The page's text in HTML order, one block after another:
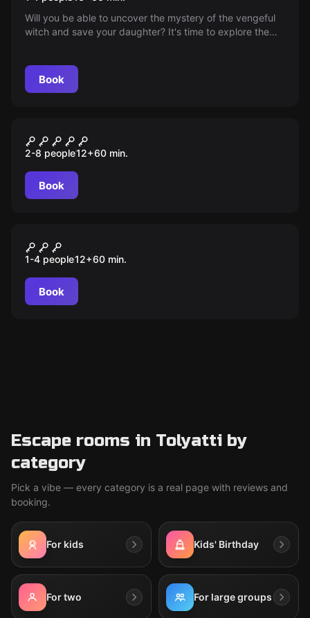
Will you be able to uncover the mystery of the vengeful
witch and save your daughter? It's time to explore the
hidden keys. Age rating: 16+
Book
Друзья Оушена
2-8 people12+60 min.
Book
Half-Life: Alyx
1-4 people12+60 min.
Book
Escape rooms in Tolyatti by
category
Pick a vibe — every category is a real page with reviews and
booking.
For kids Kids' Birthday
For two For large groups